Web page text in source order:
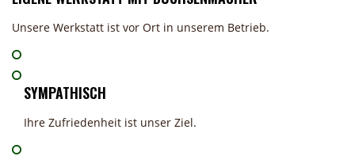
Unsere Werkstatt ist vor Ort in unserem Betrieb.
SYMPATHISCH
Ihre Zufriedenheit ist unser Ziel.